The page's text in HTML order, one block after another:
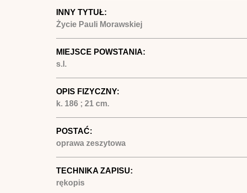
INNY TYTUŁ:
Życie Pauli Morawskiej
MIEJSCE POWSTANIA:
s.l.
OPIS FIZYCZNY:
k. 186 ; 21 cm.
POSTAĆ:
oprawa zeszytowa
TECHNIKA ZAPISU:
rękopis